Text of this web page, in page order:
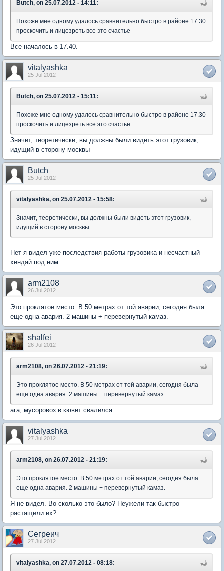
Butch, on 25.07.2012 - 14:11:
Похоже мне одному удалось сравнительно быстро в районе 17.30
проскочить и лицезреть все это счастье
Все началось в 17.40.
vitalyashka
25 Jul 2012
Butch, on 25.07.2012 - 15:11:
Похоже мне одному удалось сравнительно быстро в районе 17.30
проскочить и лицезреть все это счастье
Значит, теоретически, вы должны были видеть этот грузовик,
идущий в сторону москвы
Butch
25 Jul 2012
vitalyashka, on 25.07.2012 - 15:58:
Значит, теоретически, вы должны были видеть этот грузовик,
идущий в сторону москвы
Нет я видел уже последствия работы грузовика и несчастный
хендай под ним.
arm2108
26 Jul 2012
Это проклятое место. В 50 метрах от той аварии, сегодня была
еще одна авария. 2 машины + перевернутый камаз.
shalfei
26 Jul 2012
arm2108, on 26.07.2012 - 21:19:
Это проклятое место. В 50 метрах от той аварии, сегодня была
еще одна авария. 2 машины + перевернутый камаз.
ага, мусоровоз в кювет свалился
vitalyashka
27 Jul 2012
arm2108, on 26.07.2012 - 21:19:
Это проклятое место. В 50 метрах от той аварии, сегодня была
еще одна авария. 2 машины + перевернутый камаз.
Я не видел. Во сколько это было? Неужели так быстро
растащили их?
Сегреич
27 Jul 2012
vitalyashka, on 27.07.2012 - 08:18: